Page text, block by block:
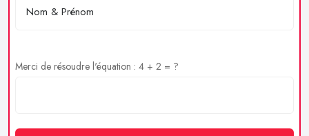
Merci de résoudre l'équation : 4 + 2 = ?